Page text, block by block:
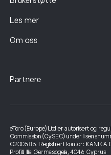
Les mer
Om oss
Partnere
eToro (Europe) Ltd er autorisert og
Commission (CySEC) under
C200585. Registrert kontor: KANIKA
Profiti Ilia Germasogeia, 4046 Cyprus